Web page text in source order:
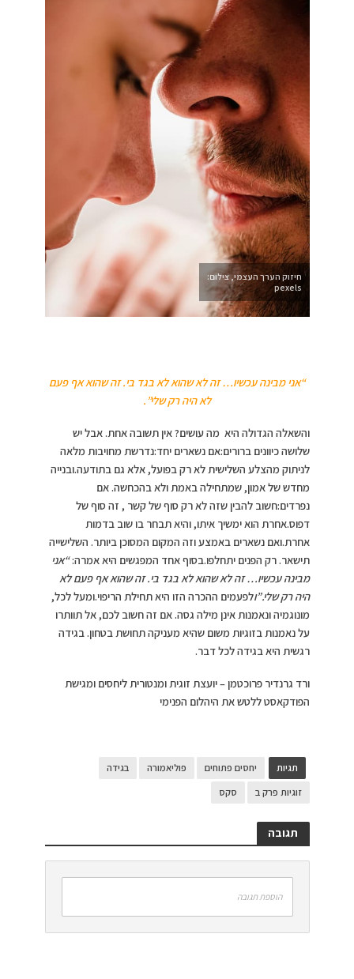
חיזוק הערך העצמי, צילום:
pexels
“אני מבינה עכשיו… זה לא שהוא לא בגד בי. זה שהוא אף פעם
לא היה רק שלי”.
והשאלה הגדולה היא מה עושים? אין תשובה אחת. אבל יש
שלושה כיוונים ברורים:אם נשארים יחד:נדרשת מחויבות מלאה
לניתוק מהצלע השלישית לא רק בפועל, אלא גם בתודעה.ובנייה
מחדש של אמון, שמתחילה באמת ולא בהכחשה. אם
נפרדים:חשוב להבין שזה לא רק סוף של קשר , זה סוף של
דפוס.אחרת הוא ימשיך איתו, והיא תבחר בו שוב בדמות
אחרת.ואם נשארים באמצע וזה המקום המסוכן ביותר. השלישייה
תישאר. רק הפנים יתחלפו.בסוף אחד המפגשים היא אמרה:“אני
מבינה עכשיו… זה לא שהוא לא בגד בי. זה שהוא אף פעם לא
היה רק שלי.”ולפעמים ההכרה הזו היא תחילת הריפוי.ומעל לכל,
מונוגמיה ונאמנות אינן מילה גסה. אם זה חשוב לכם, אל תוותרו
על נאמנות בזוגיות משום שהיא מעניקה תחושת בטחון. בגידה
רגשית היא בגידה לכל דבר.
ורד גרנדיר פרוכטמן – יועצת זוגית ומנטורית ליחסים ומגישת
הפודקאסט ללטש את היהלום הפנימי
תגיות יחסים פתוחים פוליאמורה
בגידה
זוגיות פרק ב
סקס
תגובה
הוספת תגובה